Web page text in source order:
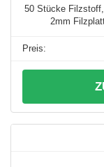
50 Stücke
2mm